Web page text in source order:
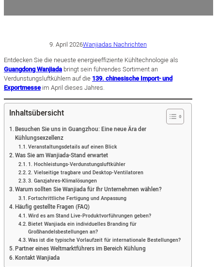
9. April 2026Wanjiadas Nachrichten
Entdecken Sie die neueste energieeffiziente Kühltechnologie als
Guangdong Wanjiada bringt sein führendes Sortiment an
Verdunstungsluftkühlern auf die 139. chinesische Import- und
Exportmesseim April dieses Jahres.
Inhaltsübersicht
Besuchen Sie uns in Guangzhou: Eine neue Ära der
Kühlungsexzellenz
Veranstaltungsdetails auf einen Blick
Was Sie am Wanjiada-Stand erwartet
1. Hochleistungs-Verdunstungsluftkühler
2. Vielseitige tragbare und Desktop-Ventilatoren
3. Ganzjahres-Klimalösungen
Warum sollten Sie Wanjiada für Ihr Unternehmen wählen?
Fortschrittliche Fertigung und Anpassung
Häufig gestellte Fragen (FAQ)
Wird es am Stand Live-Produktvorführungen geben?
Bietet Wanjiada ein individuelles Branding für
Großhandelsbestellungen an?
Was ist die typische Vorlaufzeit für internationale Bestellungen?
Partner eines Weltmarktführers im Bereich Kühlung
Kontakt Wanjiada